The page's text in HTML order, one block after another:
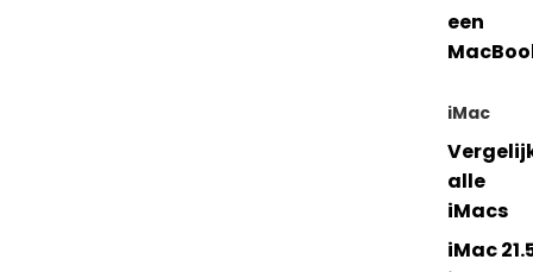
een
iMac
alle
iMacs
iMac